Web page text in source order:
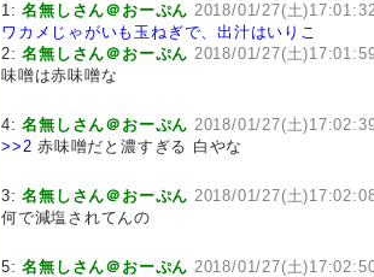
1:名無しさん＠おーぷん 2018/01/27(土
ワカメじゃがいも玉ねぎで、出汁はいりこ
2:名無しさん＠おーぷん 2018/01/27(土
味噌は赤味噌な
4:名無しさん＠おーぷん 2018/01/27(土
>>2 赤味噌だと濃すぎる 白やな
3:名無しさん＠おーぷん 2018/01/27(土
何で減塩されてんの
5:名無しさん＠おーぷん 2018/01/27(土